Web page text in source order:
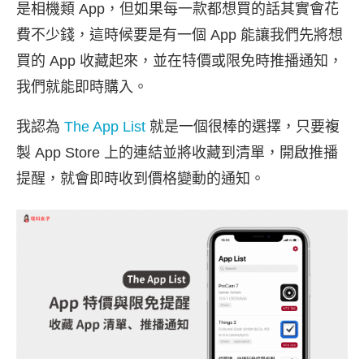
是相機類 App，但如果每一款都想買的話其實會花
費不少錢，這時候要是有一個 App 能讓我們先將想
買的 App 收藏起來，並在特價或限免時推播通知，
我們就能即時購入。
我認為 The App List 就是一個很棒的選擇，只要複
製 App Store 上的連結並將收藏到清單，開啟推播
提醒，就會即時收到價格變動的通知。